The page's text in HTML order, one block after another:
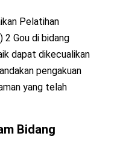
Pelatihan
2 Gou di bidang
dapat dikecualikan
pengakuan
yang telah
Bidang